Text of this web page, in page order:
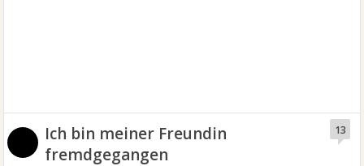
Ich bin meiner Freundin
fremdgegangen
13